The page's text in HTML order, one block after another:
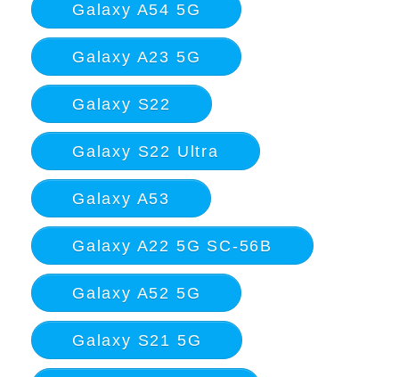
Galaxy A54 5G
Galaxy A23 5G
Galaxy S22
Galaxy S22 Ultra
Galaxy A53
Galaxy A22 5G SC-56B
Galaxy A52 5G
Galaxy S21 5G